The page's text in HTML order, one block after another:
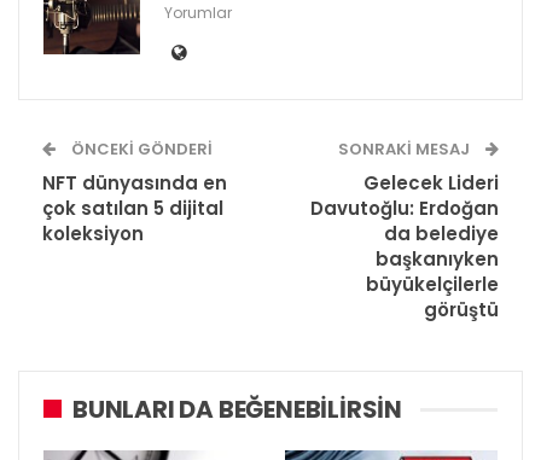
Yorumlar
ÖNCEKI GÖNDERI
NFT dünyasında en
çok satılan 5 dijital
koleksiyon
SONRAKI MESAJ
Gelecek Lideri
Davutoğlu: Erdoğan
da belediye
başkanıyken
büyükelçilerle
görüştü
BUNLARI DA BEĞENEBILIRSIN